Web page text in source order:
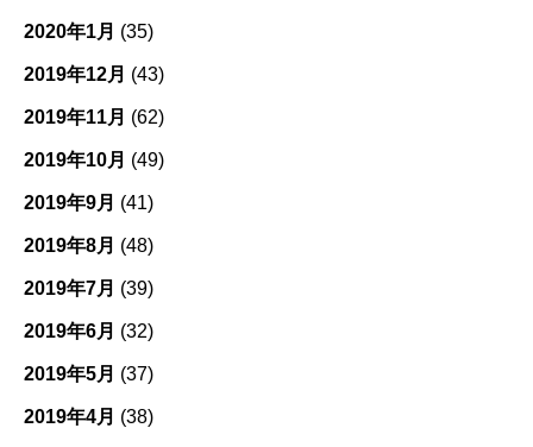
2020年1月 (35)
2019年12月 (43)
2019年11月 (62)
2019年10月 (49)
2019年9月 (41)
2019年8月 (48)
2019年7月 (39)
2019年6月 (32)
2019年5月 (37)
2019年4月 (38)